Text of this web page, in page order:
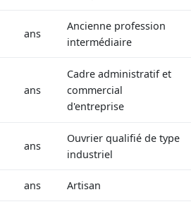
ans
Ancienne profession
intermédiaire
ans
Cadre administratif et
commercial
d'entreprise
ans
Ouvrier qualifié de type
industriel
ans Artisan